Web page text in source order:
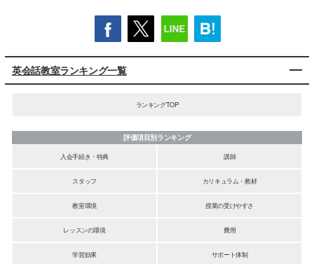
英会話教室ランキング一覧
ランキングTOP
評価項目別ランキング
入会手続き・特典
講師
スタッフ カリキュラム・教材
教室環境 授業の受けやすさ
レッスンの環境 費用
学習効果 サポート体制